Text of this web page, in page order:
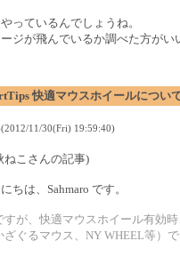
っているんでしょうね。
ジが飛んでいるか調べた方がい
快適マウスホイールについ
11/30(Fri) 19:59:40)
ねこさんの記事)
ちは、Sahmaro です。
すが、快適マウスホイール有効
ぐるマウス、NY WHEEL等）